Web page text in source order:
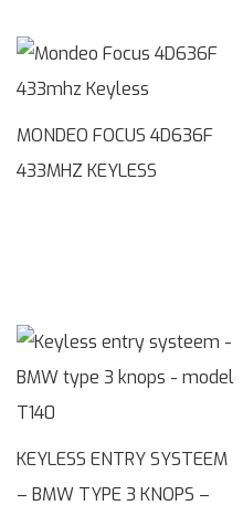
MONDEO FOCUS 4D636F
433MHZ KEYLESS
KEYLESS ENTRY SYSTEEM
– BMW TYPE 3 KNOPS –